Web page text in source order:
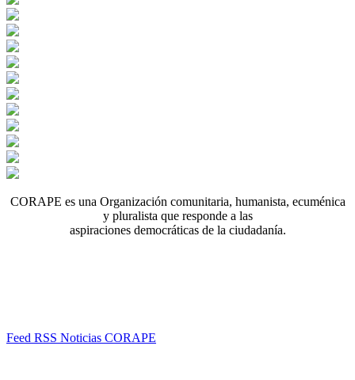
CORAPE es una Organización comunitaria, humanista, ecuménica
y pluralista que responde a las
aspiraciones democráticas de la ciudadanía.
Feed RSS Noticias CORAPE